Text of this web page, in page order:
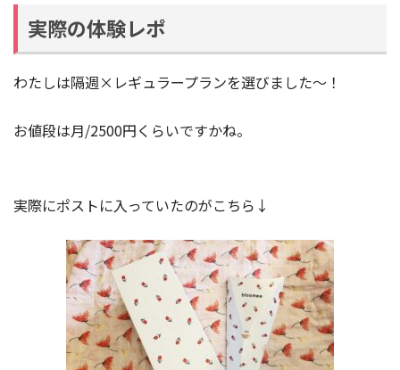
実際の体験レポ
わたしは隔週×レギュラープランを選びました〜！
お値段は月/2500円くらいですかね。
実際にポストに入っていたのがこちら↓